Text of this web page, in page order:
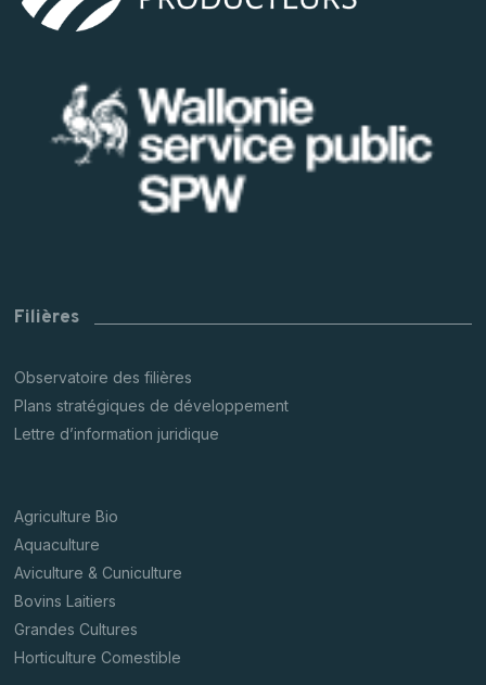
Filières
Observatoire des filières
Plans stratégiques de développement
Lettre d’information juridique
Agriculture Bio
Aquaculture
Aviculture & Cuniculture
Bovins Laitiers
Grandes Cultures
Horticulture Comestible